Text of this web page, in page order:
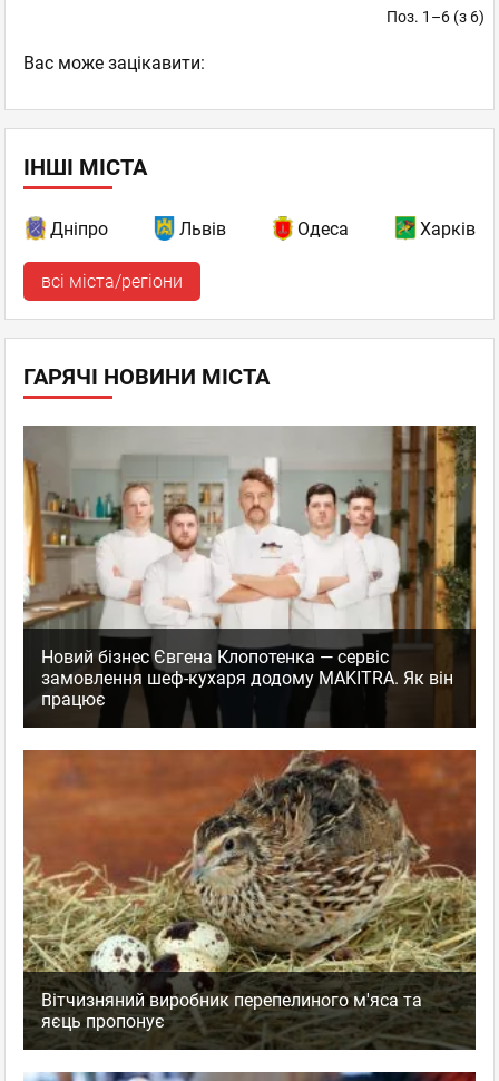
Поз. 1–6 (з 6)
Вас може зацікавити:
ІНШІ МІСТА
Дніпро Львів Одеса Харків
всі міста/регіони
ГАРЯЧІ НОВИНИ МІСТА
Новий бізнес Євгена Клопотенка — сервіс
замовлення шеф-кухаря додому MAKITRA. Як він
працює
Вітчизняний виробник перепелиного м'яса та
яєць пропонує